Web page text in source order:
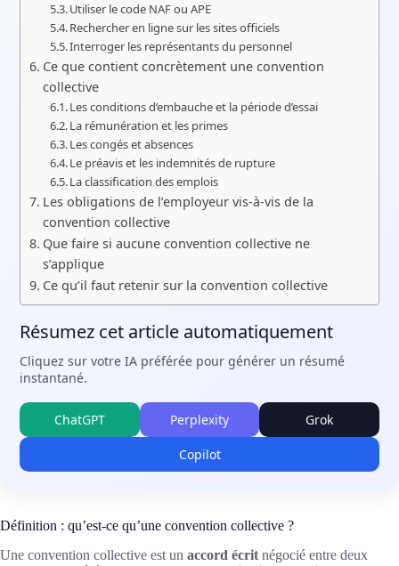
Utiliser le code NAF ou APE
Rechercher en ligne sur les sites officiels
Interroger les représentants du personnel
Ce que contient concrètement une convention
collective
Les conditions d’embauche et la période d’essai
La rémunération et les primes
Les congés et absences
Le préavis et les indemnités de rupture
La classification des emplois
Les obligations de l’employeur vis-à-vis de la
convention collective
Que faire si aucune convention collective ne
s’applique
Ce qu’il faut retenir sur la convention collective
Résumez cet article automatiquement
Cliquez sur votre IA préférée pour générer un résumé
instantané.
ChatGPT Perplexity Grok
Copilot
Définition : qu’est-ce qu’une convention collective ?
Une convention collective est un accord écrit négocié entre deux